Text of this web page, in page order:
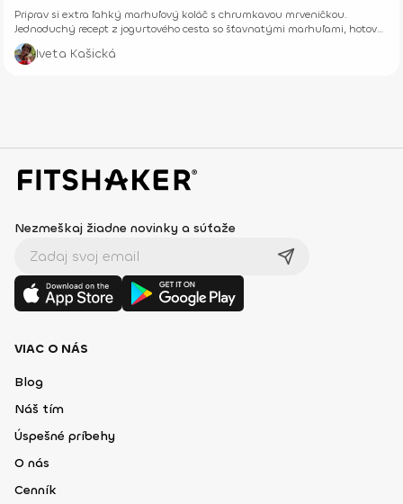
Priprav si extra ľahký marhuľový koláč s chrumkavou mrveničkou.
Jednoduchý recept z jogurtového cesta so šťavnatými marhuľami, hotový
z pár surovín.
Iveta Kašická
Nezmeškaj žiadne novinky a súťaže
VIAC O NÁS
Blog
Náš tím
Úspešné príbehy
O nás
Cenník